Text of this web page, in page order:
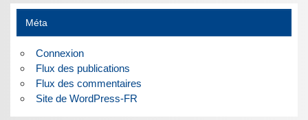
Méta
Connexion
Flux des publications
Flux des commentaires
Site de WordPress-FR